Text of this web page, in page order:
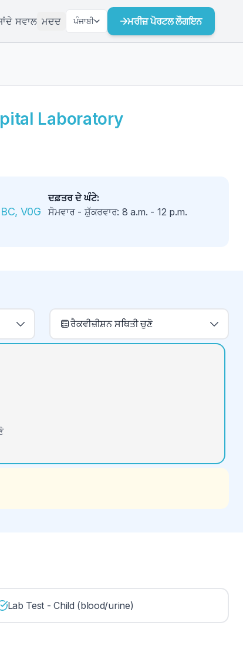
ਸਵਾਲ ਮਦਦ ਪੰਜਾਬੀ ਮਰੀਜ਼ ਪੋਰਟਲ ਲੌਗਇਨ
Laboratory
V0G
ਦਫ਼ਤਰ ਦੇ ਘੰਟੇ:
ਸੋਮਵਾਰ - ਸ਼ੁੱਕਰਵਾਰ: 8 a.m. - 12 p.m.
ਰੈਕਵੀਜ਼ੀਸ਼ਨ ਸਥਿਤੀ ਚੁਣੋ
Lab Test - Child (blood/urine)